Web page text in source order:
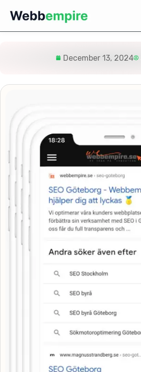
December 13, 2024